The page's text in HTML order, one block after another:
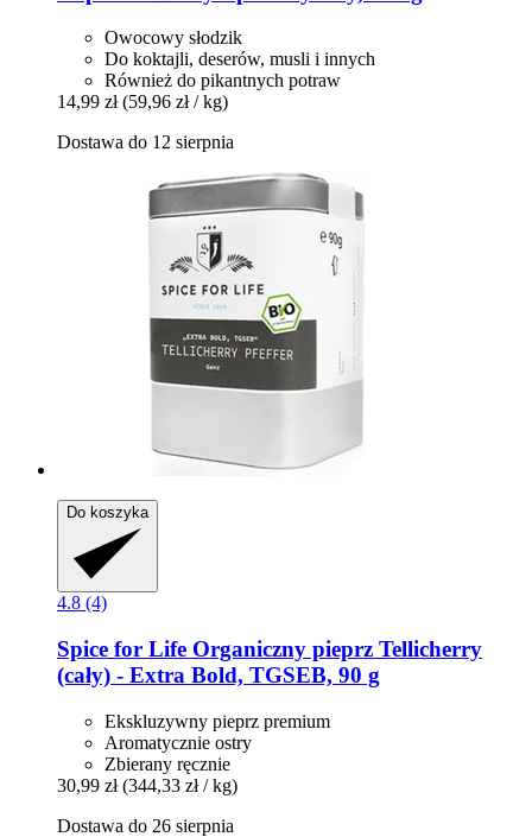
Owocowy słodzik
Do koktajli, deserów, musli i innych
Również do pikantnych potraw
14,99 zł (59,96 zł / kg)
Dostawa do 12 sierpnia
Do koszyka
4.8 (4)
Spice for Life Organiczny pieprz Tellicherry
(cały) -​ Extra Bold, TGSEB, 90 g
Ekskluzywny pieprz premium
Aromatycznie ostry
Zbierany ręcznie
30,99 zł (344,33 zł / kg)
Dostawa do 26 sierpnia